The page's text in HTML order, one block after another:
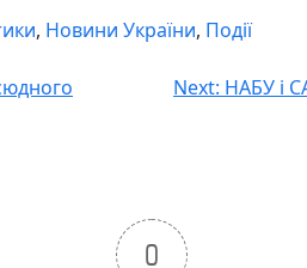
, Новини України, Події
Next: НАБУ і
0